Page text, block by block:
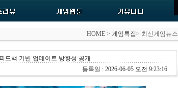
HOME > 게임특집> 최신게임뉴스
드백 기반 업데이트 방향성 공개
등록일 : 2026-06-05 오전 9:23:16